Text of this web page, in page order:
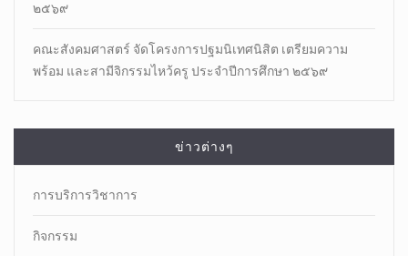
๒๕๖๙
คณะสังคมศาสตร์ จัดโครงการปฐมนิเทศนิสิต เตรียมความ
พร้อม และสามีจิกรรมไหว้ครู ประจำปีการศึกษา ๒๕๖๙
ข่าวต่างๆ
การบริการวิชาการ
กิจกรรม